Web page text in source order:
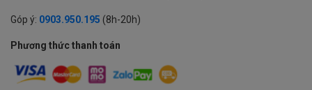
Góp ý: 0903.950.195 (8h-20h)
Phương thức thanh toán